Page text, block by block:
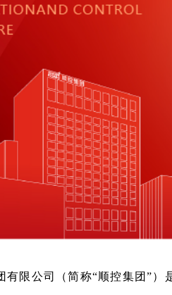
有限公司（简称“顺控集团”